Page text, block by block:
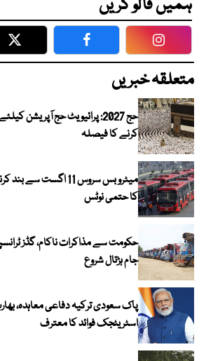
ہمیں فالو کریں
Twitter Facebook
متعلقہ خبریں
حج 2027: پرائیویٹ حج آپریشن
کرنے کا فیصلہ
میٹرو بس سروس 11 اگست
کا حتمی نوٹس
حکومت سے مذاکرات ناکام، گڈز
جام ہڑتال شروع
پاک سعودی ترکیہ دفاعی معاہدہ،
اسٹریٹجک فوائد کا معترف